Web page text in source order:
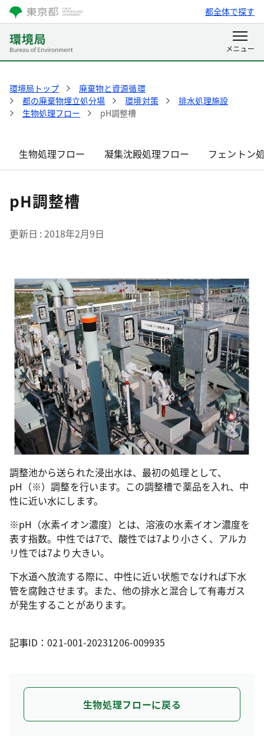
都全体で探す
環境局トップ
廃棄物と資源循環
都の廃棄物埋立処分場
環境対策
排水処理施設
生物処理フロー
pH調整槽
生物処理フロー 凝集沈殿処理フロー フェントン
pH調整槽
更新日 2018年2月9日
調整池から送られた浸出水は、最初の処理として、
pH（※）調整を行います。この調整槽で薬品を入れ、中
性に近い水にします。
※pH（水素イオン濃度）とは、溶液の水素イオン濃度を
表す指数。中性では7で、酸性では7より小さく、アルカ
リ性では7より大きい。
下水道へ放流する際に、中性に近い状態でなければ下水
管を腐蝕させます。また、他の排水と混合して有毒ガス
が発生することがあります。
記事ID：021-001-20231206-009935
生物処理フローに戻る